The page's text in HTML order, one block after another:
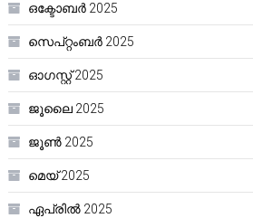
ഒക്ടോബർ 2025
സെപ്റ്റംബർ 2025
ഓഗസ്റ്റ്‌ 2025
ജൂലൈ 2025
ജൂൺ 2025
മെയ്‌ 2025
ഏപ്രിൽ 2025